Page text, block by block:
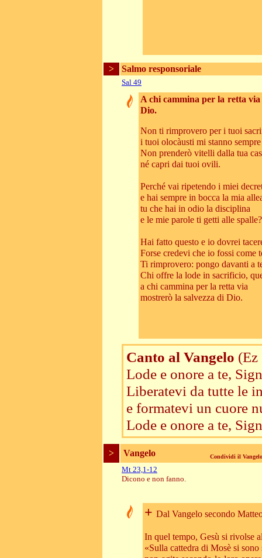
> Salmo responsoriale
Sal 49
A chi cammina per la retta
Dio.
Non ti rimprovero per i tuoi
i tuoi olocàusti mi stanno
Non prenderò vitelli dalla tua
né capri dai tuoi ovili.
Perché vai ripetendo i miei
e hai sempre in bocca la mia
tu che hai in odio la disciplina
e le mie parole ti getti alle spalle?
Hai fatto questo e io dovrei
Forse credevi che io fossi come
Ti rimprovero: pongo davanti a
Chi offre la lode in sacrificio,
a chi cammina per la retta via
mostrerò la salvezza di Dio.
Canto al Vangelo (Ez
Lode e onore a te,
Liberatevi da tutte le
e formatevi un cuore
Lode e onore a te,
> Vangelo Condividi il
Mt 23,1-12
Dicono e non fanno.
+ Dal Vangelo secondo
In quel tempo, Gesù si rivolse
«Sulla cattedra di Mosè si